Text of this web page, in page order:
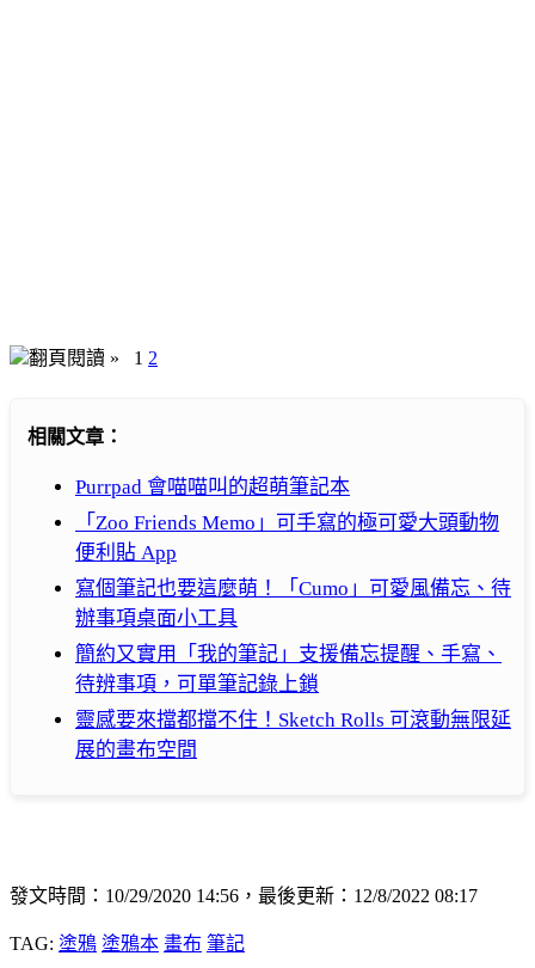
翻頁閱讀 » 1 2
相關文章：
Purrpad 會喵喵叫的超萌筆記本
「Zoo Friends Memo」可手寫的極可愛大頭動物
便利貼 App
寫個筆記也要這麼萌！「Cumo」可愛風備忘、待
辦事項桌面小工具
簡約又實用「我的筆記」支援備忘提醒、手寫、
待辨事項，可單筆記錄上鎖
靈感要來擋都擋不住！Sketch Rolls 可滾動無限延
展的畫布空間
發文時間：10/29/2020 14:56，最後更新：12/8/2022 08:17
TAG: 塗鴉 塗鴉本 畫布 筆記